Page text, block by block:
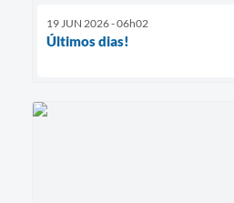
19 JUN 2026 - 06h02
Últimos dias!